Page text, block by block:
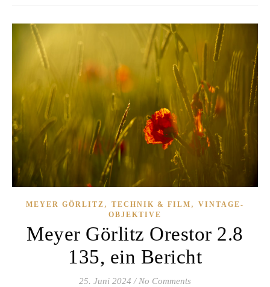
MEYER GÖRLITZ , TECHNIK & FILM , VINTAGE-
OBJEKTIVE
Meyer Görlitz Orestor 2.8
135, ein Bericht
25. Juni 2024 / No Comments